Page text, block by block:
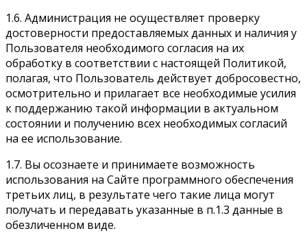
1.6. Администрация не осуществляет проверку
достоверности предоставляемых данных и наличия у
Пользователя необходимого согласия на их
обработку в соответствии с настоящей Политикой,
полагая, что Пользователь действует добросовестно,
осмотрительно и прилагает все необходимые усилия
к поддержанию такой информации в актуальном
состоянии и получению всех необходимых согласий
на ее использование.
1.7. Вы осознаете и принимаете возможность
использования на Сайте программного обеспечения
третьих лиц, в результате чего такие лица могут
получать и передавать указанные в п.1.3 данные в
обезличенном виде.